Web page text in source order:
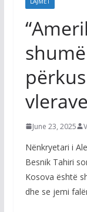
June 23, 2025
Nënkryetari i
Besnik Tahiri
Kosova është
dhe se jemi